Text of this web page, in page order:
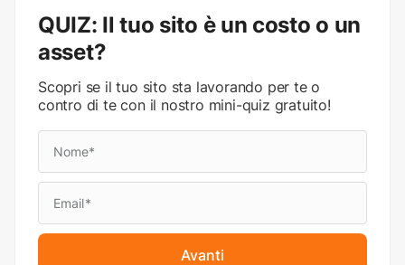
QUIZ: Il tuo sito è un costo o un
asset?
Scopri se il tuo sito sta lavorando per te o
contro di te con il nostro mini-quiz gratuito!
Avanti